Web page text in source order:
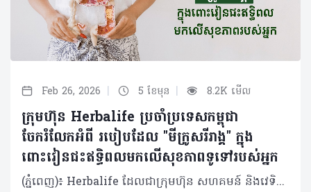
Feb 26, 2026 | 5 ខែមុន | 8.2K មើល
ក្រុមហ៊ុន Herbalife ប្រចាំប្រទេសកម្ពុជា
ចែករំលែកអំពី របៀបដែល "មីក្រូសរីរាង្គ" ក្នុង
ពោះវៀនជះឥទ្ធិពលមកលើសុខភាពទូទៅរបស់អ្នក
(ភ្នំពេញ)៖ Herbalife ដែលជាក្រុមហ៊ុន សហគមន៍ និងវេទិកាភ្ជាប់ទំនាក់ទំនងលំដាប់ថ្នាក់ពិភពលោក ផ្នែកសុខភាព និងសុខុមាលភាពបានចែករំលែកអំពីរបៀបដែល "មីក្រូសរីរាង្គ" ក្នុងពោះវៀនជះឥទ្ធិពលមកលើសុខភាពទូទៅរបស់យើង ។ មានមនុស្សតិចណាស់ដែលដឹងថា រាងកាយរបស់យើងមិនមែនផ្សំឡើងទាំងស្រុងដោយកោសិកាតែម្យ៉ាងនោះទេ។ មីក្រូសរីរាង្គរាប់លានរស់នៅក្នុងពោះវៀនរបស់យើង ហើយចំនួនរបស់ពួកវា លើសពីចំនួនសរុបនៃកោសិកាផ្ទាល់ខ្លួនរបស់យើងទៅទៀត។ ប្រព័ន្ធអេកូឡូស៊ីខ្នាតតូចនេះ ដែលមានបាក់តេរី វីរុស មេរោគផ្សិត និងប្រូតូហ្សូអា ត្រូវបានអ្នកវិទ្យាសាស្ត្រហៅថា "ហ្សែនទីពីរ" ហើយវាជះឥទ្ធិពលយ៉ាងស្ងប់ស្ងាត់ដល់ការរំលាយអាហារ ប្រព័ន្ធភាពស៊ាំ អារម្មណ៍ និងសូម្បីតែមុខងារនៃការយល់ដឹងរបស់យើង។ បាក់តេរីក្នុងពោះវៀន (Gut microbiota) មិនមែនគ្រាន់តែជា "អ្នកដំណើរឆ្លងកាត់" ធម្មតានោះទេ ប៉ុន្តែគឺជាដៃគូរួមរស់ដែលបានវិវត្តន៍មកជាមួយមនុស្សអស់រាប់លានឆ្នាំមកហើយ។ នៅក្នុងពោះវៀនរបស់មនុស្សពេញវ័យដែលមានសុខភាពល្អ មានបាក់តេរីច្រើនជាង ១,០០០ ប្រភេទ ដែលមានទម្ងន់សរុបពី ១ ទៅ ២ គីឡូក្រាម ដែលស្មើនឹងទម្ងន់នៃថ្លើមមួយ។ មីក្រូសរីរាង្គទាំងនេះមានអន្តរកម្មជាមួយយើងតាមបណ្តាញដ៏ស្មុគស្មាញ៖ • ពួកវាជួយបំបែកជាតិសរសៃដែលពិបាករំលាយ និងបង្កើតអាស៊ីតខ្លាញ់ខ្សែខ្លី (ដូចជា Butyrate) ដើម្បីផ្តល់ថាមពលដល់កោសិកាពោះវៀន។ • សំយោគសារធាតុចិញ្ចឹម វីតាមីន K និងវីតាមីនក្រុម B។ • បង្ហាត់ប្រព័ន្ធភាពស៊ាំរបស់យើងឱ្យចេះបែងចែករវាងមិត្តនិងសត្រូវ។ • ចូលរួមក្នុងកិច្ចការគ្រប់គ្រងការរំលាយអាហារ (Metabolism) និងការឆ្លើយតបនឹងការរលាក។ ក្នុងរយៈពេលប៉ុន្មានឆ្នាំចុងក្រោយនេះ អ្នកវិទ្យាសាស្ត្របានរកឃើញថា ឥទ្ធិពលនៃបាក់តេរីក្នុងពោះវៀនមានវិសាលភាពលើសពីប្រព័ន្ធរំលាយអាហារទៅទៀត។ តាមរយៈ "Gut-brain axis" ប្រព័ន្ធទំនាក់ទំនងទ្វេទិសនេះអនុញ្ញាតឱ្យមីក្រូសរីរាង្គផលិតសារធាតុសរសៃប្រសាទដូចជា serotonin (ប្រហែល ៩០% ត្រូវបានផលិតនៅក្នុងពោះវៀន), dopamine និង GABA ដែលជះឥទ្ធិពលដោយផ្ទាល់ដល់ការឆ្លើយតបនៃអារម្មណ៍ និងភាពតានតឹង។ ការសិក្សាមួយដែលបានចុះផ្សាយក្នុងទស្សនាវដ្តី Nature Microbiology បានផ្សារភ្ជាប់សមាសភាពជាក់លាក់នៃពោះវៀនទៅនឹងហានិភ័យនៃជំងឺធ្លាក់ទឹកចិត្ត។ ការសិក្សាមួយទៀតក៏បានរកឃើញថា បាក់តេរីក្នុងពោះវៀនរបស់អ្នកជំងឺ Parkinson មានភាពខុសគ្នាខ្លាំងពីមនុស្សដែលមានសុខភាពល្អ ដែលនេះបង្ហាញថាពោះវៀនអាចជាចំណុចចាប់ផ្តើមមួយនៃជំងឺប្រព័ន្ធសរសៃប្រសាទនេះ។ ទោះជាយ៉ាងណាក៏ដោយ ប្រព័ន្ធអេកូឡូស៊ីដ៏តូចឆ្មានេះគឺងាយរងគ្រោះណាស់។មានកត្តាជាច្រើនដែលរបៀបរស់នៅក្នុងសម័យទំនើបនេះអាចបណ្តាលឱ្យមានអតុល្យភាពបាក់តេរី (ហៅតាមវេជ្ជសាស្ត្រថា Dysbiosis)៖ • របបអាហារ៖ របបអាហារបែបលោកខាងលិចដែលមានជាតិស្ករ និងខ្លាញ់ខ្ពស់ បានកាត់បន្ថយការទទួលទានជាតិសរសៃដែលចាំបាច់សម្រាប់បាក់តេរីមានប្រយោជន៍។ • ការប្រើប្រាស់ថ្នាំផ្សះហួសកម្រិត៖ ថ្នាំផ្សះដែលមានប្រសិទ្ធភាពខ្លាំងនិងទូលំទូលាយនឹងបោសសម្អាតមីក្រូសរីរាង្គយ៉ាងច្រើនដោយមិនរើសមុខនោះឡើយ។ • សម្ពាធផ្លូវចិត្តរ៉ាំរ៉ៃ៖ ស្ថានភាពស្ត្រេសបន្តបន្ទាប់ផ្លាស់ប្តូរការជ្រាបនៃពោះវៀន និងសមាសធាតុបាក់តេរី។ • ការគេងមិនគ្រប់គ្រាន់៖ រំខានដល់ចង្វាក់ជីវសាស្រ្ត (Circadian rhythm) និងប៉ះពាល់ដល់វដ្តមេតាប៉ូលីសនៃបាក់តេរី។ • ការធ្វើអនាម័យលើសកម្រិត៖ កាត់បន្ថយឱកាសសម្រាប់ការទាក់ទងជាមួយជាមួយមីក្រូសរីរាង្គចម្រុះដទៃទៀតនៅក្នុងបរិស្ថាន។ ផលប៉ះពាល់លើសុខភាព និងការថែទាំ អតុល្យភាពបាក់តេរី​ (Dysbiosis) នេះមានទំនាក់ទំនងយ៉ាងជិតស្និទ្ធជាមួយជំងឺជាច្រើន។ ជំងឺប្រព័ន្ធរំលាយអាហារដូចជា ជំងឺរលាកពោះវៀន និងរោគសញ្ញាពោះវៀនដែលងាយរងរំញោច (IBS) មានទំនាក់ទំនងនឹងការប្រែប្រួលបាក់តេរីជាក់លាក់។ មនុស្សដែលធាត់លើសទម្ងន់ជាទូទៅមានភាពចម្រុះនៃបាក់តេរីក្នុងពោះវៀនទាប ហើយផ្ទុយទៅវិញមានប្រសិទ្ធភាពក្នុងការស្រូបយកថាមពលខ្ពស់ជាង។ សូម្បីតែជំងឺប្រព័ន្ធភាពស៊ាំប្រឆាំងខ្លួនឯង ជំងឺអាលែហ្សី និងសូម្បីតែសុខភាពសរសៃឈាមបេះដូង ក៏អាចរងឥទ្ធិពលពីបាក់តេរីទាំងនេះដែរ ។ ដូច្នោះតើយើងគួរថែរក្សា "ប្រព័ន្ធអេកូឡូស៊ីដ៏តូចឆ្មា" នេះដោយរបៀបណា? 1. របបអាហារចម្រុះគឺជាមូលដ្ឋានគ្រឹះ៖ មីក្រូសរីរាង្គផ្សេងៗគ្នាចូលចិត្តអាហារខុសៗគ្នា ដូច្នេះភាពចម្រុះនៃរបបអាហារគឺជាគន្លឹះក្នុងការរក្សាភាពចម្រុះនៃបាក់តេរី។ បន្លែ ផ្លែឈើ គ្រាប់ធញ្ញជាតិ និងសណ្តែកដែលសម្បូរជាតិសរសៃគឺជា "ប្រេងឥន្ធនៈ" សម្រាប់បាក់តេរីមានប្រយោជន៍ ។ អាហារផ្អាប់ដូចជា យ៉ាអួ បន្លែផ្អាប់ និងតែ Kombucha សម្បូរទៅដោយប្រូបាយអូទិក (Probiotics) សកម្ម។ សារធាតុ Polyphenols (ដែលមានក្នុងផ្លែប៊ឺរី តែ និងសូកូឡាខ្មៅ) ក៏មានប្រសិទ្ធភាពជាប្រេបាយអូទិក (Prebiotics) ផងដែរដែលដើរតួជាស្បៀងសម្រាប់ជួយទ្រទ្រង់ដល់បាក់តេរីល្អៗដែលមានស្រាប់នៅក្នុងខ្លួន។ 2. ប្រើប្រាស់ថ្នាំផ្សះដោយឈ្លាសវៃ៖ អនុវត្តតាមការណែនាំរបស់គ្រូពេទ្យឱ្យបានពេញលេញ និងជៀសវាងការប្រើប្រាស់ដែលមិនចាំបាច់។ 3. គ្រប់គ្រងសម្ពាធផ្លូវចិត្ត និងការគេង៖ ការធ្វើសមាធិ ការហាត់ប្រាណបានទៀងទាត់ និងការរក្សាកាលវិភាគចូលដំណេកឱ្យទៀងទាត់ សុទ្ធតែជួយរក្សាសុខភាពពោះវៀនរបស់អ្នក។ 4. ធម្មជាតិ៖ ចេញទៅក្រៅផ្ទះខ្លះដើម្បីជួយឱ្យមានអន្តរកម្មរវាងអតិសុខមប្រាណចម្រុះក្នុងបរិស្ថាន ដែលអាចមានប្រយោជន៍ដល់​ការលូតលាស់នៃប្រព័ន្ធភាពស៊ាំ និងភាពចម្រុះនៃបាក់តេរីក្នុងខ្លួនយើងបាន។ ការប្រើប្រាស់អាហារបំប៉ន អាហារជួយចិញ្ចឹមប្រព័ន្ធអេកូឡូស៊ីខាងក្នុងខ្លួនរបស់យើង ក៏ប៉ុន្តែមនុស្សនៅក្នុងយុគសម័យថ្មីនេះ ជាទូទៅខ្វះការទទួលទានជាតិសរសៃ។ កត្តានានាដូចជាជីវិតដ៏មមាញឹក ប្រញ៉ាប់ប្រញាល់ របបអាហារគ្មានតុល្យភាព និងការថមថយនូវសកម្មភាពក្រៅផ្ទះ ធ្វើឱ្យរបបអាហារប្រចាំថ្ងៃតែមួយមុខពិបាកឆ្លើយតបទៅនឹងតម្រូវការរាងកាយជាក់ស្តែង។ អាហារបំប៉ន "ប្រូបាយអូទិក​ (Probiotic)" អាចចូលទៅក្នុងពោះវៀនដោយផ្ទាល់ដើម្បីបំពេញបន្ថែមបាក់តេរីមានប្រយោជន៍។ចំណែក "ប្រេបាយអូទិក (Prebiotics)" (ជាចម្បងគឺជាតិសរសៃរលាយ) គឺមានលក្ខណៈទូទៅជាង ដោយវាផ្តល់អាហារូបត្ថម្ភដល់បាក់តេរីមានប្រយោជន៍ដែលមានស្រាប់។ ទឹកប្រទាលកន្ទុយក្រពើជួយសម្រួលបរិស្ថានក្នុងក្នុងពោះវៀនៗ និងជួយជម្រុញការរីកលូតលាស់នៃប្រូបាយអូទិក។ ការរួមបញ្ចូលគ្នានេះរួមគ្នាបង្កើតបរិស្ថានអេកូឡូស៊ី ដែលកាន់តែអំណោយផលដល់ការលូតលាស់នៃមីក្រូសរីរាង្គចម្រុះ ដោយហេតុនេះបង្កើនតុល្យភាព និងភាពធន់នៃមីក្រូជីវសាស្ត្រពោះវៀន ដែលជះឥទ្ធិពលជាវិជ្ជមានដល់សុខភាព និងភាពស៊ាំទាំងមូល។ សរុបមក ស្នូលនៃសុខភាពពោះវៀនគឺសុខភាពរបស់បាក់តេរី ហើយការរក្សាតុល្យភាពនៃប្រព័ន្ធអេកូឡូស៊ីមីក្រូសរីរាង្គ គឺជាការវិនិយោគដ៏សំខាន់បំផុតមួយដែលយើងអាចធ្វើបានសម្រាប់សុខភាពខ្លួនឯង។ ការរក្សាបាក់តេរីក្នុងពោះវៀនឱ្យបានល្អ ស្មើរនឹងការស្រឡាញ់ខ្លួនឯង។ អំពីក្រុមហ៊ុន Herbalife ក្រុមហ៊ុន Herbalife (NYSE: HLF) គឺជាក្រុមហ៊ុនសុខភាព និងសុខុមាលភាពឈានមុខគេ និងជាសហគមន៍ដែលកំពុងផ្លាស់ប្តូរជីវិតរបស់មនុស្សជាមួយនឹងផលិតផលអាហារូបត្ថម្ភដ៏អស្ចារ្យ និងជាឱកាសអាជីវកម្មសម្រាប់អ្នកសមាជិកឯករាជ្យរបស់ខ្លួនចាប់តាំងពីឆ្នាំ 1980។ ក្រុមហ៊ុនផ្តល់ជូននូវផលិតផលដែលគាំទ្រដោយវិទ្យាសាស្រ្តដល់អ្នកប្រើប្រាស់នៅក្នុងទីផ្សារជាង 90។ តាមរយៈសមាជិកឯករាជ្យដែលផ្តល់ជូននូវការបណ្តុះបណ្តាលមួយទល់មួយ និងផ្តល់ការគាំទ្រសហគមន៍ដោយបំផុសគំនិតឱ្យអតិថិជនប្រកាន់ខ្ជាប់នូវរបៀបរស់នៅដែលមានភាពសកម្ម។